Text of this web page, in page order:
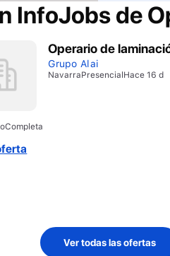
InfoJobs de
Operario de
Grupo Alai
NavarraPresencialHace 16 d
Completa
Ver todas las ofertas